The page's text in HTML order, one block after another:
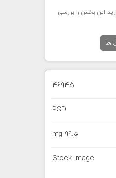
این بخش را بررسی
ها
46945
PSD
99.5 mg
Stock Image